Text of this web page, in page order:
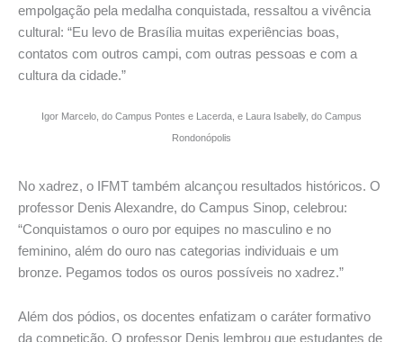
empolgação pela medalha conquistada, ressaltou a vivência
cultural: “Eu levo de Brasília muitas experiências boas,
contatos com outros campi, com outras pessoas e com a
cultura da cidade.”
Igor Marcelo, do Campus Pontes e Lacerda, e Laura Isabelly, do Campus
Rondonópolis
No xadrez, o IFMT também alcançou resultados históricos. O
professor Denis Alexandre, do Campus Sinop, celebrou:
“Conquistamos o ouro por equipes no masculino e no
feminino, além do ouro nas categorias individuais e um
bronze. Pegamos todos os ouros possíveis no xadrez.”
Além dos pódios, os docentes enfatizam o caráter formativo
da competição. O professor Denis lembrou que estudantes de